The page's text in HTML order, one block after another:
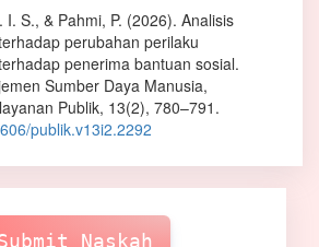
I. S., & Pahmi, P. (2026). Analisis
perubahan perilaku
penerima bantuan sosial.
Sumber Daya Manusia,
Publik, 13(2), 780–791.
publik.v13i2.2292
Naskah